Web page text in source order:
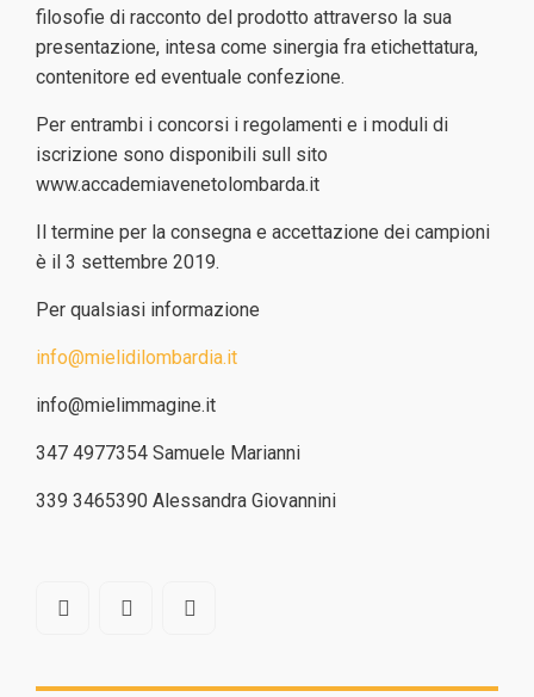
filosofie di racconto del prodotto attraverso la sua
presentazione, intesa come sinergia fra etichettatura,
contenitore ed eventuale confezione.
Per entrambi i concorsi i regolamenti e i moduli di
iscrizione sono disponibili sull sito
www.accademiavenetolombarda.it
Il termine per la consegna e accettazione dei campioni
è il 3 settembre 2019.
Per qualsiasi informazione
info@mielidilombardia.it
info@mielimmagine.it
347 4977354 Samuele Marianni
339 3465390 Alessandra Giovannini